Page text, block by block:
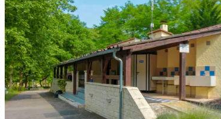
informatie over …
Nederland
België
Luxemburg